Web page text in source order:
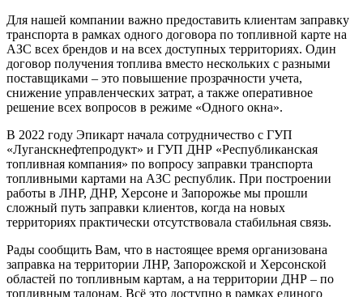
Для нашей компании важно предоставить клиентам заправку
транспорта в рамках одного договора по топливной карте на
АЗС всех брендов и на всех доступных территориях. Один
договор получения топлива вместо нескольких с разными
поставщиками – это повышение прозрачности учета,
снижение управленческих затрат, а также оперативное
решение всех вопросов в режиме «Одного окна».
В 2022 году Эпикарт начала сотрудничество с ГУП
«Луганскнефтепродукт» и ГУП ДНР «Республиканская
топливная компания» по вопросу заправки транспорта
топливными картами на АЗС республик. При построении
работы в ЛНР, ДНР, Херсоне и Запорожье мы прошли
сложный путь заправки клиентов, когда на новых
территориях практически отсутствовала стабильная связь.
Рады сообщить Вам, что в настоящее время организована
заправка на территории ЛНР, Запорожской и Херсонской
областей по топливным картам, а на территории ДНР – по
топливным талонам. Всё это доступно в рамках единого